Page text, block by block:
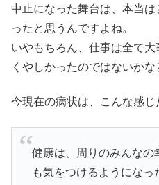
中止になった舞台は、本当
ったと思うんですよね。
いやもちろん、仕事は全て
くやしかったのではないかな
今現在の病状は、こんな感じ
健康は、周りのみんなの
も気をつけるようにな